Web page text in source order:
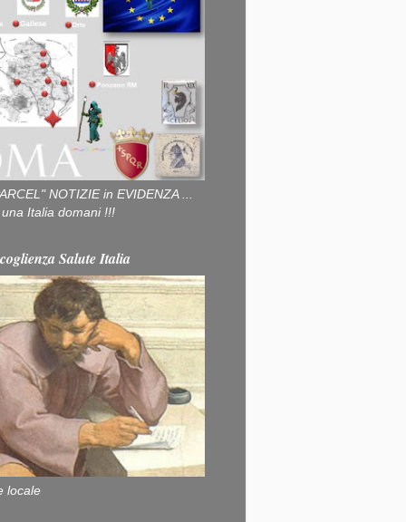
NOTIZIE in EVIDENZA ...
Italia domani !!!
Salute Italia
locale